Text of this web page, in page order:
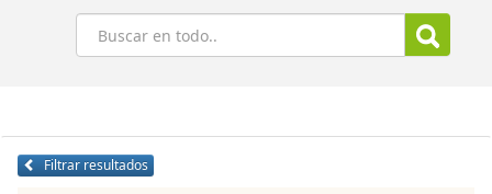
Buscar
Filtrar resultados